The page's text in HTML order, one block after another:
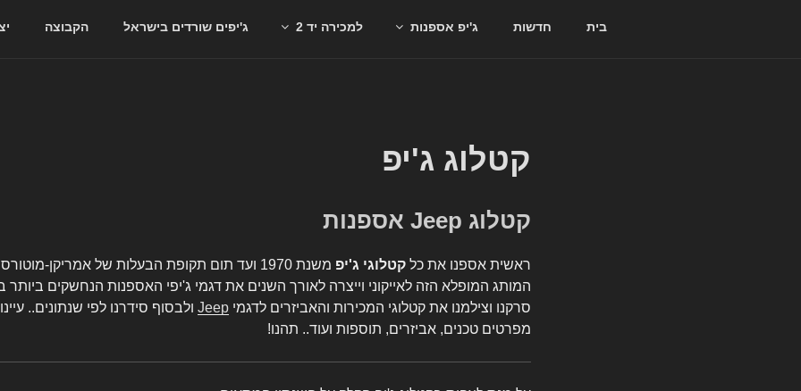
בית חדשות ג'יפ אספנות למכירה יד 2 ג'יפים שורדים בישראל הקבוצה
קטלוג ג'יפ
קטלוג Jeep אספנות
ראשית אספנו את כל קטלוגי ג'יפ
משנת 1970 ועד תום תקופת הבעלות של אמריקן-
המותג המופלא הזה לאייקוני וייצרה לאורך השנים את דגמי ג'יפי האספנות הנחשקים
סרקנו וצילמנו את קטלוגי המכירות והאביזרים לדגמי Jeep ולבסוף סידרנו לפי שנתונים..
מפרטים טכנים, אביזרים, תוספות ועוד.. תהנו!